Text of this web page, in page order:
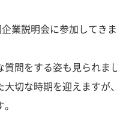
業説明会に参加してき
問をする姿も見られまし
切な時期を迎えます